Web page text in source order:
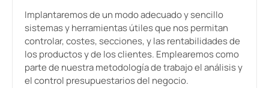
Implantaremos de un modo adecuado y sencillo
sistemas y herramientas útiles que nos permitan
controlar, costes, secciones, y las rentabilidades de
los productos y de los clientes. Emplearemos como
parte de nuestra metodología de trabajo el análisis y
el control presupuestarios del negocio.